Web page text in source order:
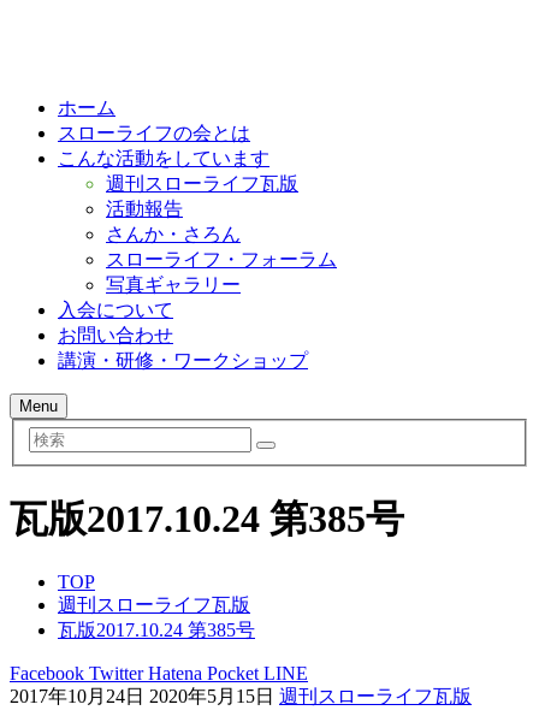
ホーム
スローライフの会とは
こんな活動をしています
週刊スローライフ瓦版
活動報告
さんか・さろん
スローライフ・フォーラム
写真ギャラリー
入会について
お問い合わせ
講演・研修・ワークショップ
Menu
検
索
瓦版2017.10.24 第385号
TOP
週刊スローライフ瓦版
瓦版2017.10.24 第385号
Facebook TwitterHatena Pocket LINE
2017年10月24日 2020年5月15日 週刊スローライフ瓦版